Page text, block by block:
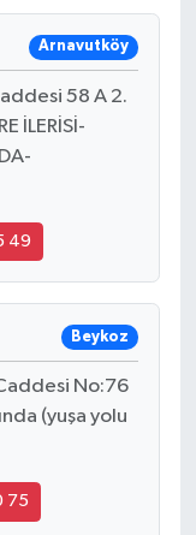
Arnavutköy
58 A 2.
İLERİSİ-
49
Beykoz
No:76
(yuşa yolu
75